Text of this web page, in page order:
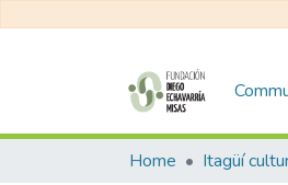
Home Itagüí